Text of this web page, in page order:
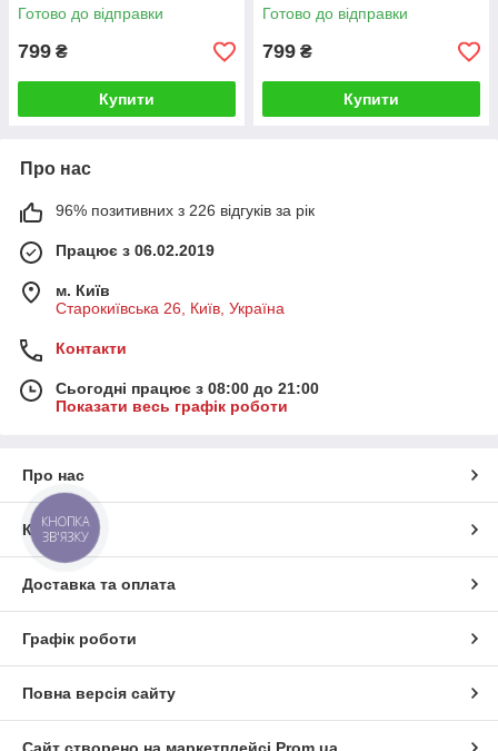
Готово до відправки
799 ₴
Купити
Готово до відправки
799 ₴
Купити
Про нас
96% позитивних з 226 відгуків за рік
Працює з 06.02.2019
м. Київ
Старокиївська 26, Київ, Україна
Контакти
Сьогодні працює з 08:00 до 21:00
Показати весь графік роботи
Про нас
Контакти
Доставка та оплата
Графік роботи
Повна версія сайту
КНОПКА
ЗВ'ЯЗКУ